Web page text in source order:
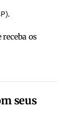
receba os
seus